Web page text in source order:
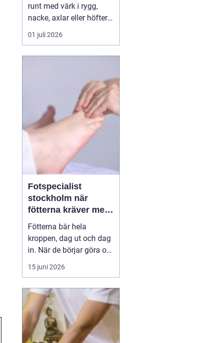
runt med värk i rygg,
nacke, axlar eller höfter
utan att söka hjälp.
Andra har råkat ut för en
släppa. En legitimerad
sjukgymnast kan då
göra stor skillnad.
Genom n...
01 juli 2026
Fotspecialist
stockholm när
fötterna kräver mer
än vanliga sulor
Fötterna bär hela
kroppen, dag ut och dag
in. När de börjar göra ont
påverkas mer än bara
stegen sömn, träning,
lidande. Många försöker
länge med egenvård,
inlägg från sportbutiken
eller vila, men
15 juni 2026